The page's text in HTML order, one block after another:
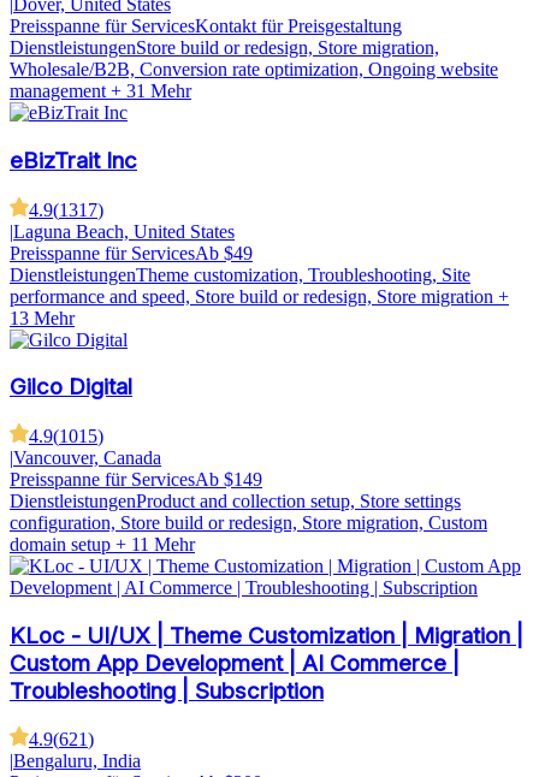
Dover, United States
Preisspanne für ServicesKontakt für Preisgestaltung
DienstleistungenStore build or redesign, Store migration,
Wholesale/B2B, Conversion rate optimization, Ongoing website
management + 31 Mehr
eBizTrait Inc
4.9(1317)
|Laguna Beach, United States
Preisspanne für ServicesAb $49
DienstleistungenTheme customization, Troubleshooting, Site
performance and speed, Store build or redesign, Store migration +
13 Mehr
Gilco Digital
4.9(1015)
|Vancouver, Canada
Preisspanne für ServicesAb $149
DienstleistungenProduct and collection setup, Store settings
configuration, Store build or redesign, Store migration, Custom
domain setup + 11 Mehr
KLoc - UI/UX | Theme Customization | Migration |
Custom App Development | AI Commerce |
Troubleshooting | Subscription
4.9(621)
Bengaluru, India